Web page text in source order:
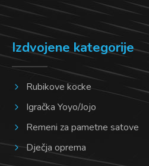
Izdvojene kategorije
Rubikove kocke
Igračka Yoyo/Jojo
Remeni za pametne satove
Dječja oprema